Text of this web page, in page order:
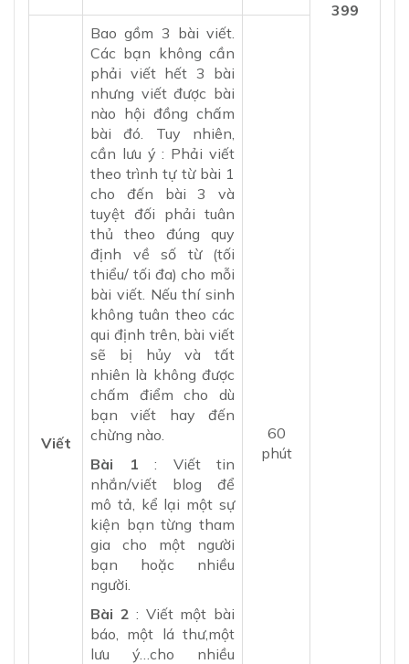
399
Viết
Bao gồm 3 bài viết.
Các bạn không cần
phải viết hết 3 bài
nhưng viết được bài
nào hội đồng chấm
bài đó. Tuy nhiên,
cần lưu ý : Phải viết
theo trình tự từ bài 1
cho đến bài 3 và
tuyệt đối phải tuân
thủ theo đúng quy
định về số từ (tối
thiểu/ tối đa) cho mỗi
bài viết. Nếu thí sinh
không tuân theo các
qui định trên, bài viết
sẽ bị hủy và tất
nhiên là không được
chấm điểm cho dù
bạn viết hay đến
chừng nào.
Bài 1 : Viết tin
nhắn/viết blog để
mô tả, kể lại một sự
kiện bạn từng tham
gia cho một người
bạn hoặc nhiều
người.
Bài 2 : Viết một bài
báo, một lá thư,một
lưu ý…cho nhiều
60
phút